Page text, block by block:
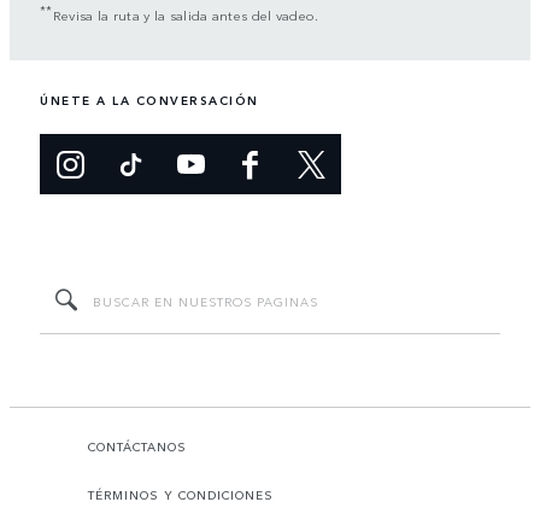
**Revisa la ruta y la salida antes del vadeo.
ÚNETE A LA CONVERSACIÓN
CONTÁCTANOS
TÉRMINOS Y CONDICIONES